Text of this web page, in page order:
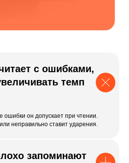
с ошибками,
темп
ошибки он допускает при чтении.
неправильно ставит ударения.
запоминают